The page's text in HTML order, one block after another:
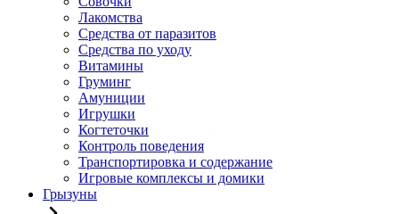
Лакомства
Средства от паразитов
Средства по уходу
Витамины
Груминг
Амуниции
Игрушки
Когтеточки
Контроль поведения
Транспортировка и содержание
Игровые комплексы и домики
Грызуны